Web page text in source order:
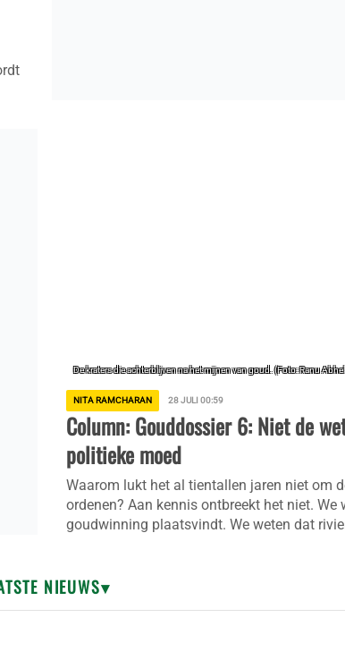
De kraters die achterblijven na het mijnen van goud. (Foto: Ranu
NITA RAMCHARAN 28 JULI 00:59
Column: Gouddossier 6: Niet de
politieke moed
Waarom lukt het al tientallen jaren niet om
ordenen? Aan kennis ontbreekt het niet. We
goudwinning plaatsvindt. We weten dat
NIEUWS